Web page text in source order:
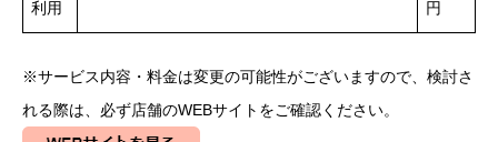
利用
円
※サービス内容・料金は変更の可能性がございますので、検討さ
れる際は、必ず店舗のWEBサイトをご確認ください。